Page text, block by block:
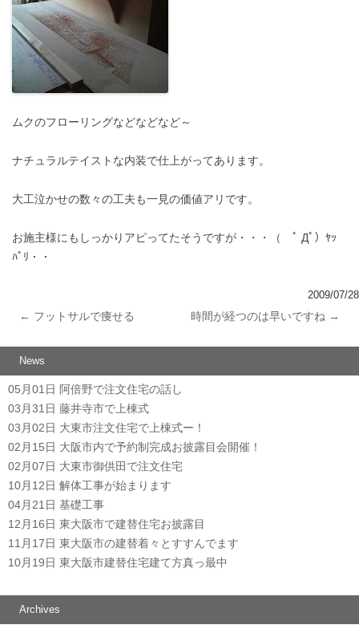
ムクのフローリングなどなどなど～
ナチュラルテイストな内装で仕上がってあります。
大工泣かせの数々の工夫も一見の価値アリです。
お施主様にもしっかりアピってたそうですが・・・（ ﾟ Дﾟ）ﾔｯ
ﾊﾟﾘ・・
2009/07/28
← フットサルで痩せる 時間が経つのは早いですね →
News
05月01日 阿倍野で注文住宅の話し
03月31日 藤井寺市で上棟式
03月02日 大東市注文住宅で上棟式ー！
02月15日 大阪市内で予約制完成お披露目会開催！
02月07日 大東市御供田で注文住宅
10月12日 解体工事が始まります
04月21日 基礎工事
12月16日 東大阪市で建替住宅お披露目
11月17日 東大阪市の建替着々とすすんでます
10月19日 東大阪市建替住宅建て方真っ最中
Archives